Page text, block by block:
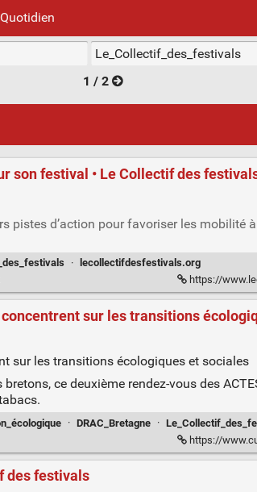
Quotidien
1 / 2
son festival • Le Collectif des
pistes d’action pour favoriser les mobilité
· lecollectifdesfestivals.org
https://
sur les transitions
sur les transitions écologiques et sociales
ce deuxième rendez-vous des
· DRAC_Bretagne ·
https://www.culture.gouv.fr/
des festivals